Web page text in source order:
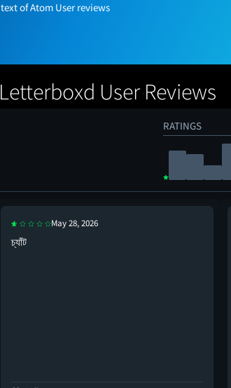
of Atom User reviews
Letterboxd User Reviews
RATINGS
May 28, 2026
চ্যাঁট